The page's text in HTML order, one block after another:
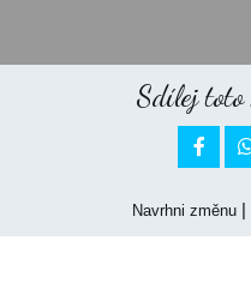
Sdílej

Navrhni změnu|